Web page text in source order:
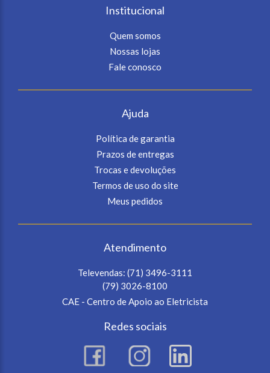
Institucional
Quem somos
Nossas lojas
Fale conosco
Ajuda
Política de garantia
Prazos de entregas
Trocas e devoluções
Termos de uso do site
Meus pedidos
Atendimento
Televendas: (71) 3496-3111
(79) 3026-8100
CAE - Centro de Apoio ao Eletricista
Redes sociais